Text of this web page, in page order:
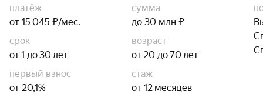
платёж
от 15 045 ₽/мес.
сумма
до 30 млн ₽
срок
от 1 до 30 лет
возраст
от 20 до 70 лет
первый взнос
от 20,1%
стаж
от 12 месяцев